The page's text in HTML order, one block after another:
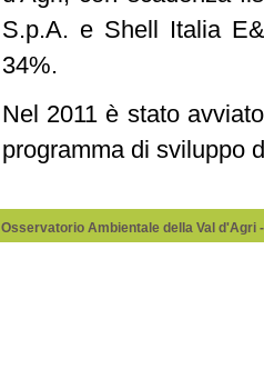
S.p.A. e Shell Italia
34%.
Nel 2011 è stato
programma di sviluppo
Osservatorio Ambientale della Val d'Agri